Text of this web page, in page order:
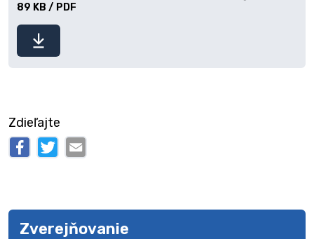
Stiahnuť
súbor
89 KB / PDF
Zdieľajte
Zverejňovanie